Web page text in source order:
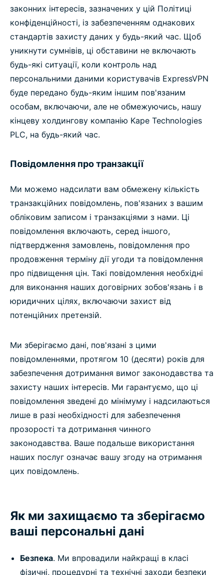
законних інтересів, зазначених у цій Політиці
конфіденційності, із забезпеченням однакових
стандартів захисту даних у будь-який час. Щоб
уникнути сумнівів, ці обставини не включають
будь-які ситуації, коли контроль над
персональними даними користувачів ExpressVPN
буде передано будь-яким іншим пов'язаним
особам, включаючи, але не обмежуючись, нашу
кінцеву холдингову компанію Kape Technologies
PLC, на будь-який час.
Повідомлення про транзакції
Ми можемо надсилати вам обмежену кількість
транзакційних повідомлень, пов'язаних з вашим
обліковим записом і транзакціями з нами. Ці
повідомлення включають, серед іншого,
підтвердження замовлень, повідомлення про
продовження терміну дії угоди та повідомлення
про підвищення цін. Такі повідомлення необхідні
для виконання наших договірних зобов'язань і в
юридичних цілях, включаючи захист від
потенційних претензій.
Ми зберігаємо дані, пов'язані з цими
повідомленнями, протягом 10 (десяти) років для
забезпечення дотримання вимог законодавства та
захисту наших інтересів. Ми гарантуємо, що ці
повідомлення зведені до мінімуму і надсилаються
лише в разі необхідності для забезпечення
прозорості та дотримання чинного
законодавства. Ваше подальше використання
наших послуг означає вашу згоду на отримання
цих повідомлень.
Як ми захищаємо та зберігаємо
ваші персональні дані
Безпека. Ми впровадили найкращі в класі
фізичні, процедурні та технічні заходи безпеки